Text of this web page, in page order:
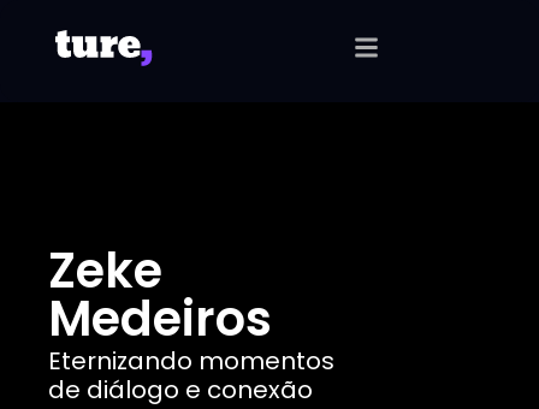
Zeke
Medeiros
Eternizando momentos
de diálogo e conexão